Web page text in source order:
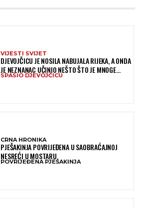
VIJESTI SVIJET
DJEVOJČICU JE NOSILA NABUJALA RIJEKA, A ONDA
JE NEZNANAC UČINIO NEŠTO ŠTO JE MNOGE
OSTAVILO BEZ RIJEČI
SPASIO DJEVOJČICU
CRNA HRONIKA
PJEŠAKINJA POVRIJEĐENA U SAOBRAĆAJNOJ
NESREĆI U MOSTARU
POVRIJEĐENA PJEŠAKINJA